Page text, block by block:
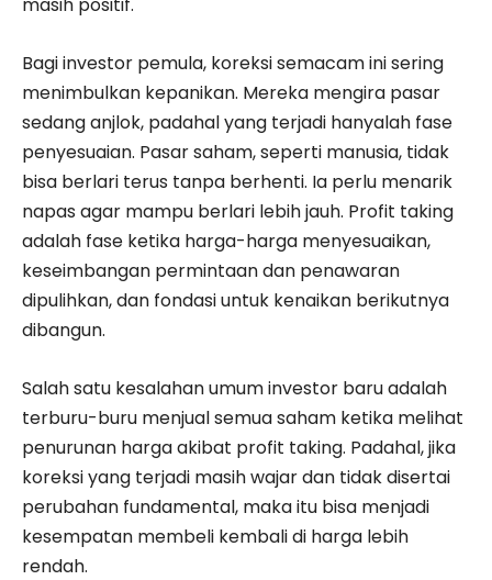
Bagi investor pemula, koreksi semacam ini sering
menimbulkan kepanikan. Mereka mengira pasar
sedang anjlok, padahal yang terjadi hanyalah fase
penyesuaian. Pasar saham, seperti manusia, tidak
bisa berlari terus tanpa berhenti. Ia perlu menarik
napas agar mampu berlari lebih jauh. Profit taking
adalah fase ketika harga-harga menyesuaikan,
keseimbangan permintaan dan penawaran
dipulihkan, dan fondasi untuk kenaikan berikutnya
dibangun.
Salah satu kesalahan umum investor baru adalah
terburu-buru menjual semua saham ketika melihat
penurunan harga akibat profit taking. Padahal, jika
koreksi yang terjadi masih wajar dan tidak disertai
perubahan fundamental, maka itu bisa menjadi
kesempatan membeli kembali di harga lebih
rendah.